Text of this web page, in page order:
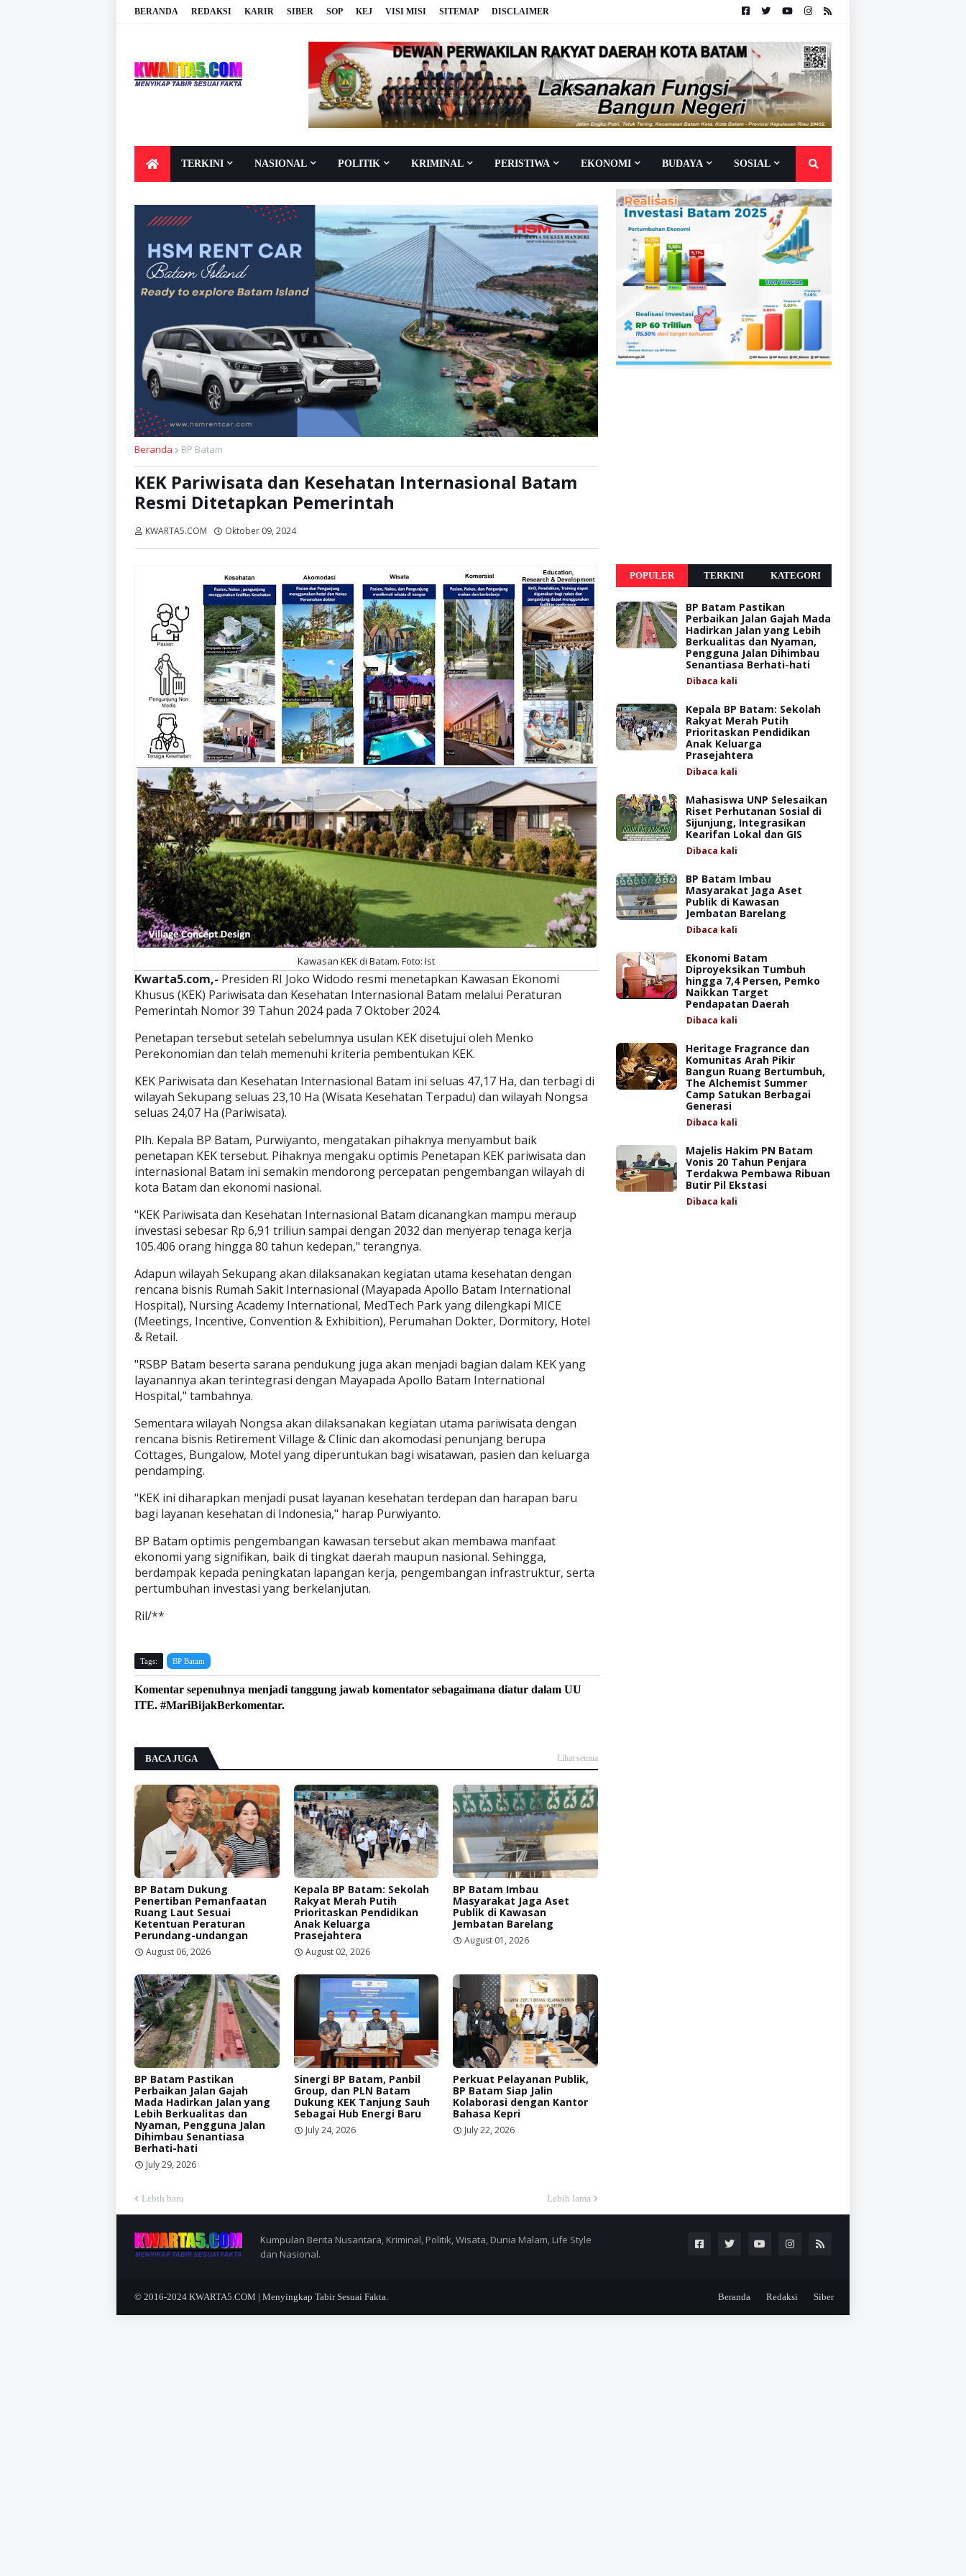
BERANDA REDAKSI KARIR SIBER SOP KEJ VISI MISI SITEMAP DISCLAIMER
TERKINI NASIONAL POLITIK KRIMINAL PERISTIWA EKONOMI BUDAYA SOSIAL
Beranda BP Batam
KEK Pariwisata dan Kesehatan Internasional Batam
Resmi Ditetapkan Pemerintah
KWARTA5.COM Oktober 09, 2024
Kawasan KEK di Batam. Foto: Ist
Kwarta5.com,- Presiden RI Joko Widodo resmi menetapkan Kawasan Ekonomi
Khusus (KEK) Pariwisata dan Kesehatan Internasional Batam melalui Peraturan
Pemerintah Nomor 39 Tahun 2024 pada 7 Oktober 2024.
Penetapan tersebut setelah sebelumnya usulan KEK disetujui oleh Menko
Perekonomian dan telah memenuhi kriteria pembentukan KEK.
KEK Pariwisata dan Kesehatan Internasional Batam ini seluas 47,17 Ha, dan terbagi di
wilayah Sekupang seluas 23,10 Ha (Wisata Kesehatan Terpadu) dan wilayah Nongsa
seluas 24,07 Ha (Pariwisata).
Plh. Kepala BP Batam, Purwiyanto, mengatakan pihaknya menyambut baik
penetapan KEK tersebut. Pihaknya mengaku optimis Penetapan KEK pariwisata dan
internasional Batam ini semakin mendorong percepatan pengembangan wilayah di
kota Batam dan ekonomi nasional.
"KEK Pariwisata dan Kesehatan Internasional Batam dicanangkan mampu meraup
investasi sebesar Rp 6,91 triliun sampai dengan 2032 dan menyerap tenaga kerja
105.406 orang hingga 80 tahun kedepan," terangnya.
Adapun wilayah Sekupang akan dilaksanakan kegiatan utama kesehatan dengan
rencana bisnis Rumah Sakit Internasional (Mayapada Apollo Batam International
Hospital), Nursing Academy International, MedTech Park yang dilengkapi MICE
(Meetings, Incentive, Convention & Exhibition), Perumahan Dokter, Dormitory, Hotel
& Retail.
"RSBP Batam beserta sarana pendukung juga akan menjadi bagian dalam KEK yang
layanannya akan terintegrasi dengan Mayapada Apollo Batam International
Hospital," tambahnya.
Sementara wilayah Nongsa akan dilaksanakan kegiatan utama pariwisata dengan
rencana bisnis Retirement Village & Clinic dan akomodasi penunjang berupa
Cottages, Bungalow, Motel yang diperuntukan bagi wisatawan, pasien dan keluarga
pendamping.
"KEK ini diharapkan menjadi pusat layanan kesehatan terdepan dan harapan baru
bagi layanan kesehatan di Indonesia," harap Purwiyanto.
BP Batam optimis pengembangan kawasan tersebut akan membawa manfaat
ekonomi yang signifikan, baik di tingkat daerah maupun nasional. Sehingga,
berdampak kepada peningkatan lapangan kerja, pengembangan infrastruktur, serta
pertumbuhan investasi yang berkelanjutan.
Ril/**
Tags: BP Batam
Komentar sepenuhnya menjadi tanggung jawab komentator sebagaimana diatur dalam UU
ITE. #MariBijakBerkomentar.
BACA JUGA Lihat semua
BP Batam Dukung
Penertiban Pemanfaatan
Ruang Laut Sesuai
Ketentuan Peraturan
Perundang-undangan
August 06, 2026
Kepala BP Batam: Sekolah
Rakyat Merah Putih
Prioritaskan Pendidikan
Anak Keluarga
Prasejahtera
August 02, 2026
BP Batam Imbau
Masyarakat Jaga Aset
Publik di Kawasan
Jembatan Barelang
August 01, 2026
BP Batam Pastikan
Perbaikan Jalan Gajah
Mada Hadirkan Jalan yang
Lebih Berkualitas dan
Nyaman, Pengguna Jalan
Dihimbau Senantiasa
Berhati-hati
July 29, 2026
Sinergi BP Batam, Panbil
Group, dan PLN Batam
Dukung KEK Tanjung Sauh
Sebagai Hub Energi Baru
July 24, 2026
Perkuat Pelayanan Publik,
BP Batam Siap Jalin
Kolaborasi dengan Kantor
Bahasa Kepri
July 22, 2026
Lebih baru Lebih lama
POPULER TERKINI KATEGORI
BP Batam Pastikan
Perbaikan Jalan Gajah Mada
Hadirkan Jalan yang Lebih
Berkualitas dan Nyaman,
Pengguna Jalan Dihimbau
Senantiasa Berhati-hati
Dibaca kali
Kepala BP Batam: Sekolah
Rakyat Merah Putih
Prioritaskan Pendidikan
Anak Keluarga
Prasejahtera
Dibaca kali
Mahasiswa UNP Selesaikan
Riset Perhutanan Sosial di
Sijunjung, Integrasikan
Kearifan Lokal dan GIS
Dibaca kali
BP Batam Imbau
Masyarakat Jaga Aset
Publik di Kawasan
Jembatan Barelang
Dibaca kali
Ekonomi Batam
Diproyeksikan Tumbuh
hingga 7,4 Persen, Pemko
Naikkan Target
Pendapatan Daerah
Dibaca kali
Heritage Fragrance dan
Komunitas Arah Pikir
Bangun Ruang Bertumbuh,
The Alchemist Summer
Camp Satukan Berbagai
Generasi
Dibaca kali
Majelis Hakim PN Batam
Vonis 20 Tahun Penjara
Terdakwa Pembawa Ribuan
Butir Pil Ekstasi
Dibaca kali
Kumpulan Berita Nusantara, Kriminal, Politik, Wisata, Dunia Malam, Life Style
dan Nasional.
© 2016-2024 KWARTA5.COM | Menyingkap Tabir Sesuai Fakta. Beranda Redaksi Siber